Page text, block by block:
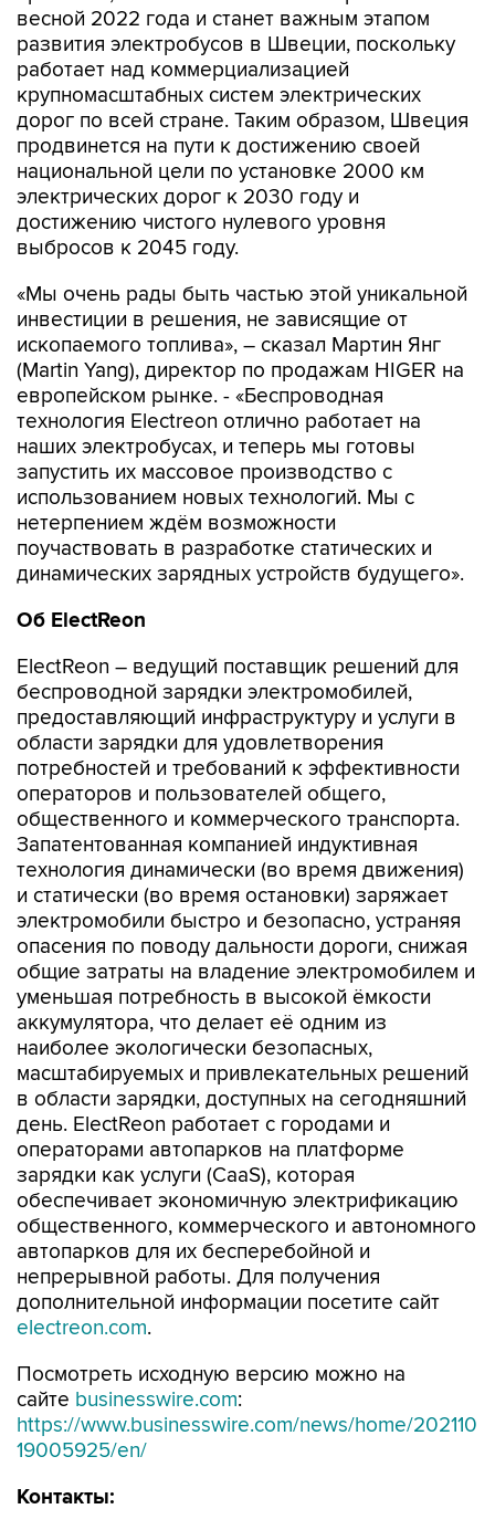
весной 2022 года и станет важным этапом
развития электробусов в Швеции, поскольку
работает над коммерциализацией
крупномасштабных систем электрических
дорог по всей стране. Таким образом, Швеция
продвинется на пути к достижению своей
национальной цели по установке 2000 км
электрических дорог к 2030 году и
достижению чистого нулевого уровня
выбросов к 2045 году.
«Мы очень рады быть частью этой уникальной
инвестиции в решения, не зависящие от
ископаемого топлива», – сказал Мартин Янг
(Martin Yang), директор по продажам HIGER на
европейском рынке. - «Беспроводная
технология Electreon отлично работает на
наших электробусах, и теперь мы готовы
запустить их массовое производство с
использованием новых технологий. Мы с
нетерпением ждём возможности
поучаствовать в разработке статических и
динамических зарядных устройств будущего».
Об ElectReon
ElectReon – ведущий поставщик решений для
беспроводной зарядки электромобилей,
предоставляющий инфраструктуру и услуги в
области зарядки для удовлетворения
потребностей и требований к эффективности
операторов и пользователей общего,
общественного и коммерческого транспорта.
Запатентованная компанией индуктивная
технология динамически (во время движения)
и статически (во время остановки) заряжает
электромобили быстро и безопасно, устраняя
опасения по поводу дальности дороги, снижая
общие затраты на владение электромобилем и
уменьшая потребность в высокой ёмкости
аккумулятора, что делает её одним из
наиболее экологически безопасных,
масштабируемых и привлекательных решений
в области зарядки, доступных на сегодняшний
день. ElectReon работает с городами и
операторами автопарков на платформе
зарядки как услуги (CaaS), которая
обеспечивает экономичную электрификацию
общественного, коммерческого и автономного
автопарков для их бесперебойной и
непрерывной работы. Для получения
дополнительной информации посетите сайт
electreon.com.
Посмотреть исходную версию можно на
сайте businesswire.com:
https://www.businesswire.com/news/home/202110
19005925/en/
Контакты: